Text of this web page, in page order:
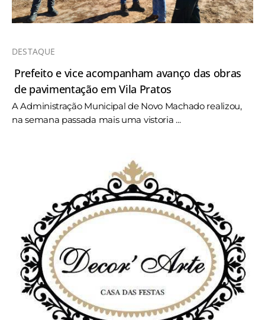
DESTAQUE
Prefeito e vice acompanham avanço das obras
de pavimentação em Vila Pratos
A Administração Municipal de Novo Machado realizou,
na semana passada mais uma vistoria ...